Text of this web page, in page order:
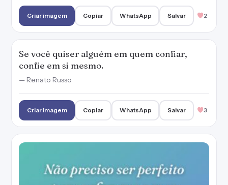
Criar imagem Copiar WhatsApp Salvar 2
Se você quiser alguém em quem confiar,
confie em si mesmo.
— Renato Russo
Criar imagem Copiar WhatsApp Salvar 3